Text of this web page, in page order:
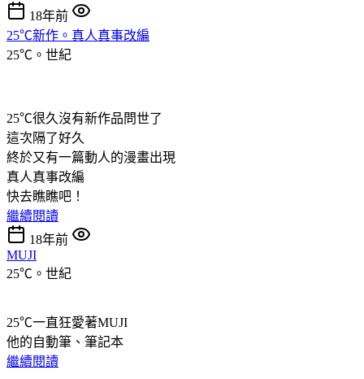
18年前
25℃新作。真人真事改編
25℃。世紀
25℃很久沒有新作品問世了
這次隔了好久
終於又有一篇動人的漫畫出現
真人真事改編
快去瞧瞧吧！
繼續閱讀
18年前
MUJI
25℃。世紀
25℃一直狂愛著MUJI
他的自動筆、筆記本
繼續閱讀